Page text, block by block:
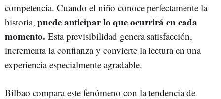
competencia. Cuando el niño conoce perfectamente la
historia, puede anticipar lo que ocurrirá en cada
momento. Esta previsibilidad genera satisfacción,
incrementa la confianza y convierte la lectura en una
experiencia especialmente agradable.
Bilbao compara este fenómeno con la tendencia de